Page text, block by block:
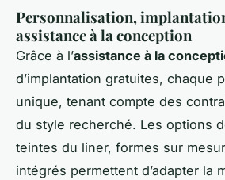
Personnalisation,
assistance à la conception
Grâce à l’assistance à la
d’implantation gratuites, chaque
unique, tenant compte des
du style recherché. Les options
teintes du liner, formes sur
intégrés permettent d’adapter la